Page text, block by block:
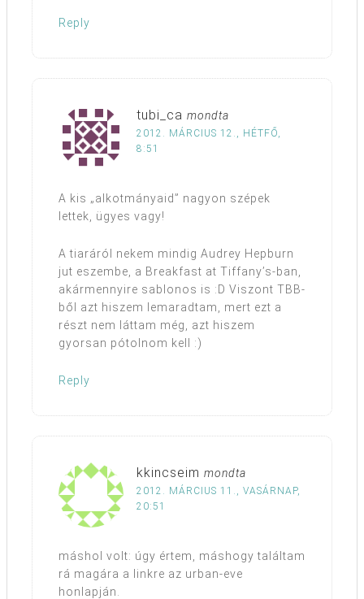
Reply
tubi_ca mondta
2012. MÁRCIUS 12., HÉTFŐ,
8:51
A kis „alkotmányaid” nagyon szépek
lettek, ügyes vagy!
A tiaráról nekem mindig Audrey Hepburn
jut eszembe, a Breakfast at Tiffany’s-ban,
akármennyire sablonos is :D Viszont TBB-
ből azt hiszem lemaradtam, mert ezt a
részt nem láttam még, azt hiszem
gyorsan pótolnom kell :)
Reply
kkincseim mondta
2012. MÁRCIUS 11., VASÁRNAP,
20:51
máshol volt: úgy értem, máshogy találtam
rá magára a linkre az urban-eve
honlapján.